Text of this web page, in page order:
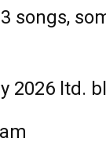
songs,
2026 ltd.